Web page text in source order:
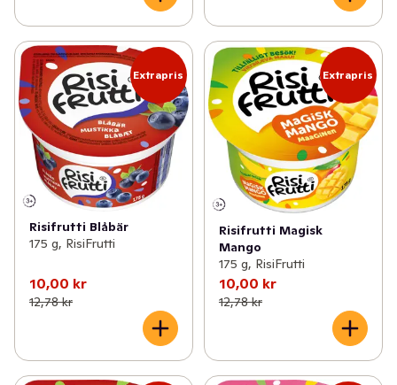
råvaror. Risgröten tillverkas i Örebro och de goda frukt-
och bärsåserna tillverkas i Kumla. För att läsa mer om
Risifrutti besök risifrutti.se
Extrapris
Risifrutti Blåbär
175 g, RisiFrutti
10,00 kr
12,78 kr
Extrapris
Risifrutti Magisk
Mango
175 g, RisiFrutti
10,00 kr
12,78 kr